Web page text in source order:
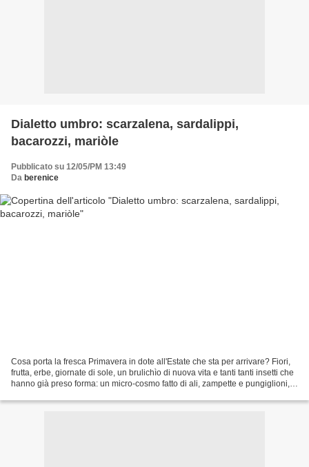
Dialetto umbro: scarzalena, sardalippi,
bacarozzi, mariòle
Pubblicato su 12/05/PM 13:49
Da berenice
Cosa porta la fresca Primavera in dote all'Estate che sta per arrivare? Fiori,
frutta, erbe, giornate di sole, un brulichìo di nuova vita e tanti tanti insetti che
hanno già preso forma: un micro-cosmo fatto di ali, zampette e pungiglioni,